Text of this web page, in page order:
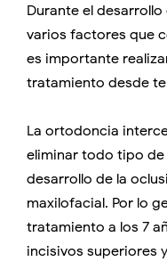
Durante el
varios factores que
es importante
tratamiento desde
La ortodoncia
eliminar todo tipo
desarrollo de la
maxilofacial. Por lo
tratamiento a los 7
incisivos superiores